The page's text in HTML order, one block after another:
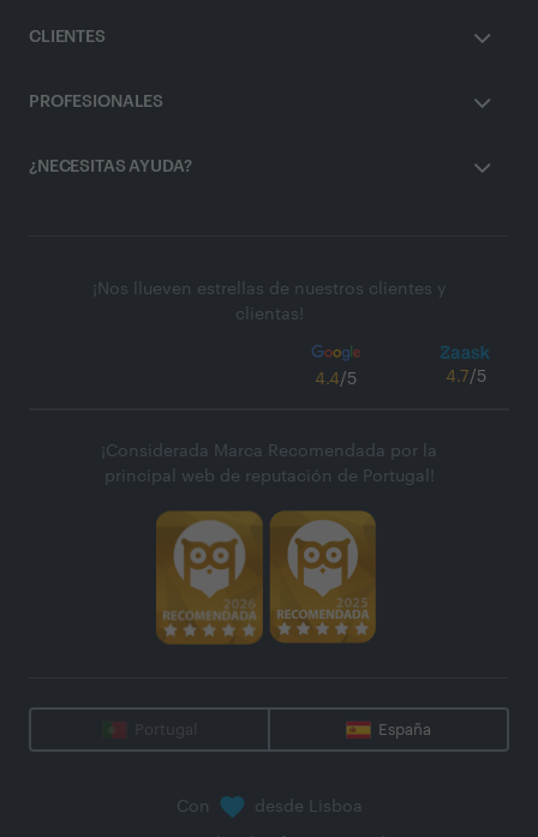
CLIENTES
PROFESIONALES
¿NECESITAS AYUDA?
¡Nos llueven estrellas de nuestros clientes y
clientas!
4.4/5 4.7/5
¡Considerada Marca Recomendada por la
principal web de reputación de Portugal!
Portugal España
Con desde Lisboa